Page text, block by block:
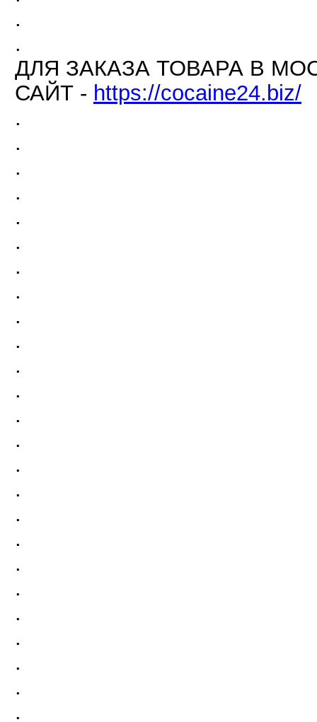
.
.
ДЛЯ ЗАКАЗА ТОВАРА В
САЙТ - https://cocaine24.biz/
.
.
.
.
.
.
.
.
.
.
.
.
.
.
.
.
.
.
.
.
.
.
.
.
.